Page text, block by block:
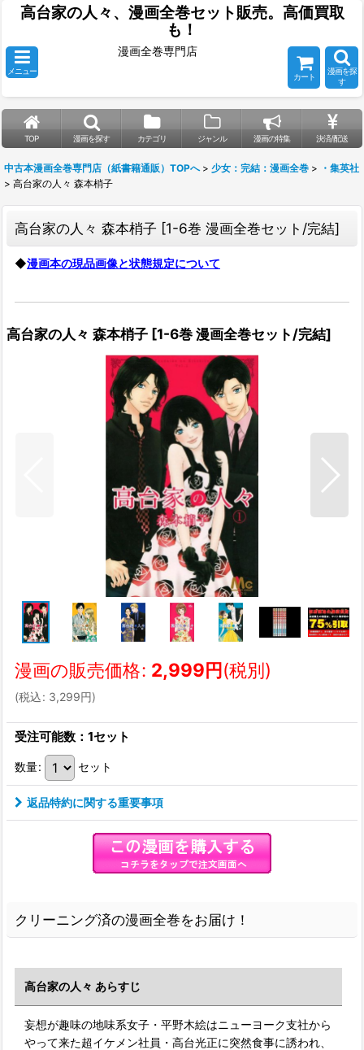
高台家の人々、漫画全巻セット販売。高価買取
も！
メニュー
漫画全巻専門店
カート
漫画を探
す
TOP 漫画を探す カテゴリ ジャンル 漫画の特集 決済/配送
中古本漫画全巻専門店（紙書籍通販）TOPへ > 少女：完結：漫画全巻 > ・集英社
> 高台家の人々 森本梢子
高台家の人々 森本梢子 [1-6巻 漫画全巻セット/完結]
◆漫画本の現品画像と状態規定について
高台家の人々 森本梢子 [1-6巻 漫画全巻セット/完結]
漫画の販売価格: 2,999円(税別)
(税込: 3,299円)
受注可能数：1セット
数量: セット
返品特約に関する重要事項
クリーニング済の漫画全巻をお届け！
高台家の人々 あらすじ
妄想が趣味の地味系女子・平野木絵はニューヨーク支社から
やって来た超イケメン社員・高台光正に突然食事に誘われ、